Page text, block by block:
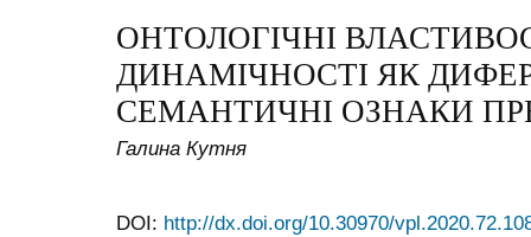
ОНТОЛОГІЧНІ
ДИНАМІЧНОСТІ ЯК
СЕМАНТИЧНІ ОЗНАКИ
Галина Кутня
DOI: http://dx.doi.org/10.30970/